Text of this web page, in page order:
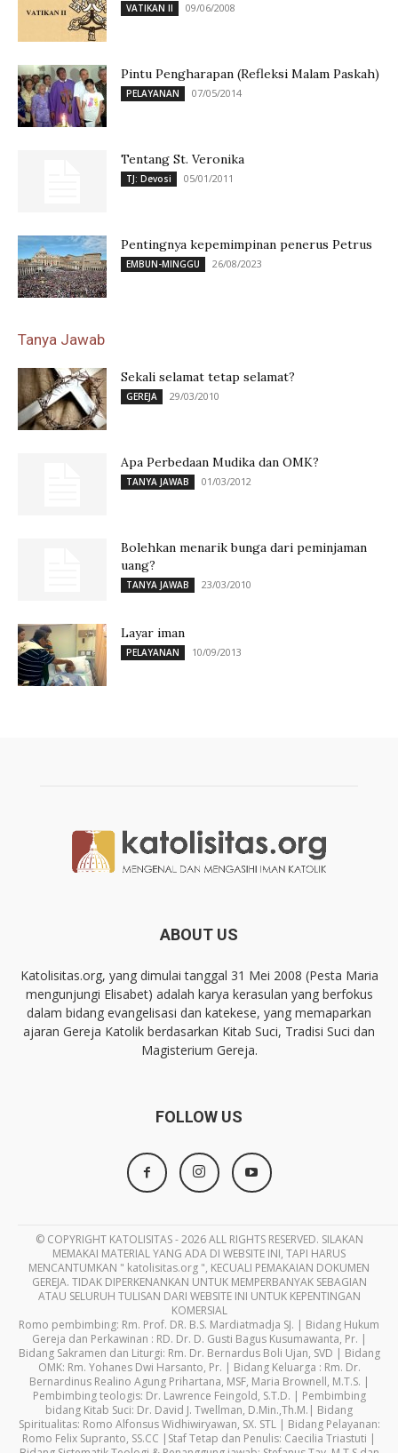
VATIKAN II 09/06/2008
Pintu Pengharapan (Refleksi Malam Paskah)
PELAYANAN 07/05/2014
Tentang St. Veronika
TJ: Devosi 05/01/2011
Pentingnya kepemimpinan penerus Petrus
EMBUN-MINGGU 26/08/2023
Tanya Jawab
Sekali selamat tetap selamat?
GEREJA 29/03/2010
Apa Perbedaan Mudika dan OMK?
TANYA JAWAB 01/03/2012
Bolehkan menarik bunga dari peminjaman
uang?
TANYA JAWAB 23/03/2010
Layar iman
PELAYANAN 10/09/2013
ABOUT US
Katolisitas.org, yang dimulai tanggal 31 Mei 2008 (Pesta Maria
mengunjungi Elisabet) adalah karya kerasulan yang berfokus
dalam bidang evangelisasi dan katekese, yang memaparkan
ajaran Gereja Katolik berdasarkan Kitab Suci, Tradisi Suci dan
Magisterium Gereja.
FOLLOW US
© COPYRIGHT KATOLISITAS - 2026 ALL RIGHTS RESERVED. SILAKAN
MEMAKAI MATERIAL YANG ADA DI WEBSITE INI, TAPI HARUS
MENCANTUMKAN " katolisitas.org ", KECUALI PEMAKAIAN DOKUMEN
GEREJA. TIDAK DIPERKENANKAN UNTUK MEMPERBANYAK SEBAGIAN
ATAU SELURUH TULISAN DARI WEBSITE INI UNTUK KEPENTINGAN
KOMERSIAL
Romo pembimbing: Rm. Prof. DR. B.S. Mardiatmadja SJ. | Bidang Hukum
Gereja dan Perkawinan : RD. Dr. D. Gusti Bagus Kusumawanta, Pr. |
Bidang Sakramen dan Liturgi: Rm. Dr. Bernardus Boli Ujan, SVD | Bidang
OMK: Rm. Yohanes Dwi Harsanto, Pr. | Bidang Keluarga : Rm. Dr.
Bernardinus Realino Agung Prihartana, MSF, Maria Brownell, M.T.S. |
Pembimbing teologis: Dr. Lawrence Feingold, S.T.D. | Pembimbing
bidang Kitab Suci: Dr. David J. Twellman, D.Min.,Th.M.| Bidang
Spiritualitas: Romo Alfonsus Widhiwiryawan, SX. STL | Bidang Pelayanan:
Romo Felix Supranto, SS.CC |Staf Tetap dan Penulis: Caecilia Triastuti |